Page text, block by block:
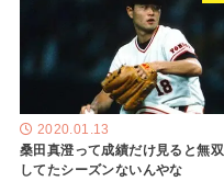
2020.01.13
桑田真澄って成績だけ見ると無双
してたシーズンないんやな